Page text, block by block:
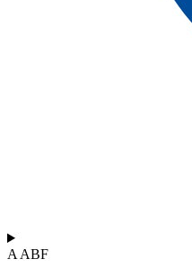
A ABF